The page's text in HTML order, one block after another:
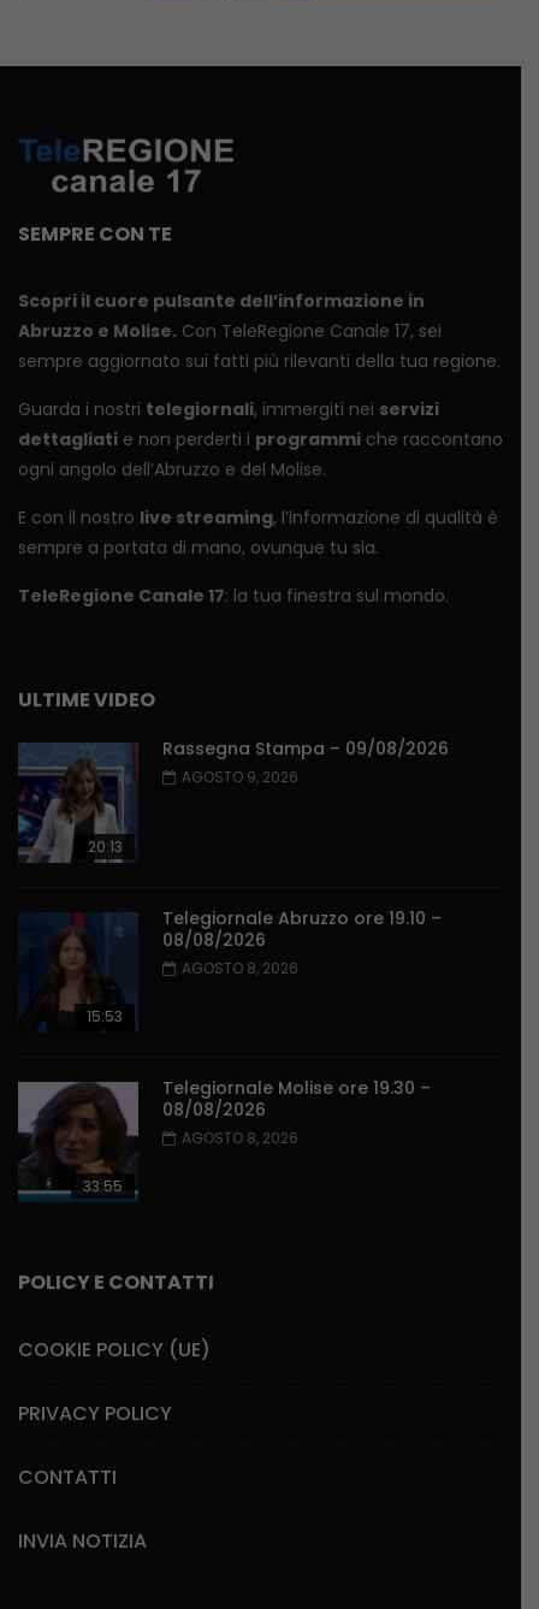
SEMPRE CON TE
Scopri il cuore pulsante dell’informazione in
Abruzzo e Molise. Con TeleRegione Canale 17, sei
sempre aggiornato sui fatti più rilevanti della tua regione.
Guarda i nostri telegiornali, immergiti nei servizi
dettagliati e non perderti i programmi che raccontano
ogni angolo dell’Abruzzo e del Molise.
E con il nostro live streaming, l’informazione di qualità è
sempre a portata di mano, ovunque tu sia.
TeleRegione Canale 17: la tua finestra sul mondo.
ULTIME VIDEO
20:13
Rassegna Stampa – 09/08/2026
AGOSTO 9, 2026
15:53
Telegiornale Abruzzo ore 19.10 –
08/08/2026
AGOSTO 8, 2026
33:55
Telegiornale Molise ore 19.30 –
08/08/2026
AGOSTO 8, 2026
POLICY E CONTATTI
COOKIE POLICY (UE)
PRIVACY POLICY
CONTATTI
INVIA NOTIZIA